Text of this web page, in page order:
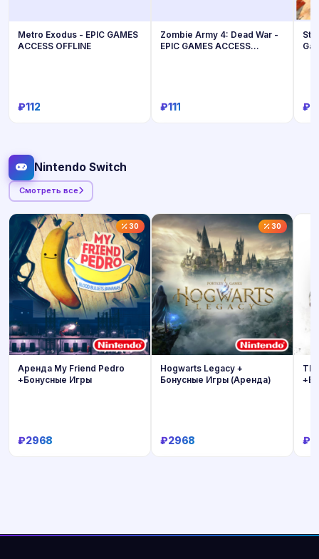
Metro Exodus - EPIC GAMES
ACCESS OFFLINE
₽112
Zombie Army 4: Dead War -
EPIC GAMES ACCESS
₽111
Nintendo Switch
Смотреть все
30
Аренда My Friend Pedro
+Бонусные Игры
₽2968
30
Hogwarts Legacy +
Бонусные Игры (Аренда)
₽2968